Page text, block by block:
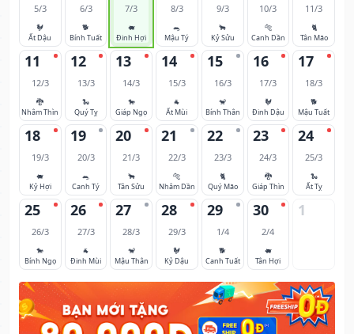
5/3
🐓
Ất Dậu
6/3
🐕
Bính Tuất
7/3
🐖
Đinh Hợi
8/3
🐀
Mậu Tý
9/3
🐂
Kỷ Sửu
10/3
🐅
Canh Dần
11/3
🐈
Tân Mão
11
12/3
🐉
Nhâm Thìn
12
13/3
🐍
Quý Tỵ
13
14/3
🐎
Giáp Ngọ
14
15/3
🐐
Ất Mùi
15
16/3
🐒
Bính Thân
16
17/3
🐓
Đinh Dậu
17
18/3
🐕
Mậu Tuất
18
19/3
🐖
Kỷ Hợi
19
20/3
🐀
Canh Tý
20
21/3
🐂
Tân Sửu
21
22/3
🐅
Nhâm Dần
22
23/3
🐈
Quý Mão
23
24/3
🐉
Giáp Thìn
24
25/3
🐍
Ất Tỵ
25
26/3
🐎
Bính Ngọ
26
27/3
🐐
Đinh Mùi
27
28/3
🐒
Mậu Thân
28
29/3
🐓
Kỷ Dậu
29
1/4
🐕
Canh Tuất
30
2/4
🐖
Tân Hợi
1